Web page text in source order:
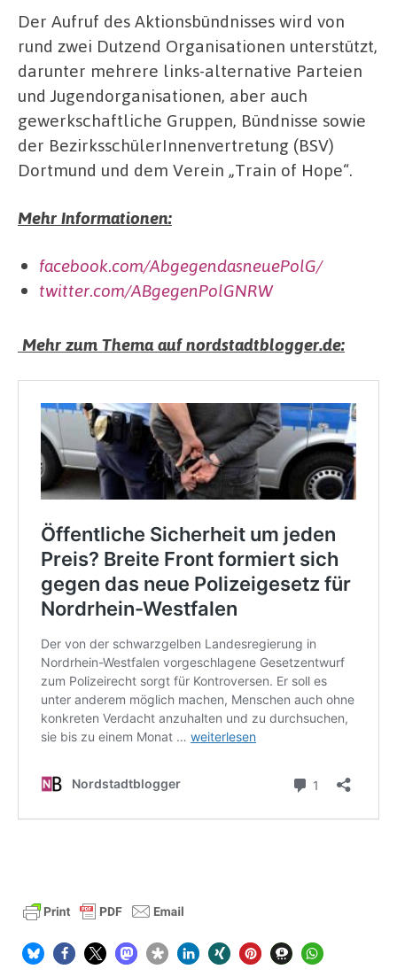
Der Aufruf des Aktionsbündnisses wird von
rund zwei Dutzend Organisationen unterstützt,
darunter mehrere links-alternative Parteien
und Jugendorganisationen, aber auch
gewerkschaftliche Gruppen, Bündnisse sowie
der BezirksschülerInnenvertretung (BSV)
Dortmund und dem Verein „Train of Hope“.
Mehr Informationen:
facebook.com/AbgegendasneuePolG/
twitter.com/ABgegenPolGNRW
Mehr zum Thema auf nordstadtblogger.de: